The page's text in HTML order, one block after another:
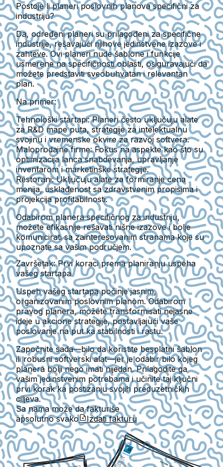
Postoje li planeri poslovnih planova specifični za
industriju?
Da, određeni planeri su prilagođeni za specifične
industrije, rešavajući njihove jedinstvene izazove i
zahteve. Ovi planeri nude šablone i funkcije
usmerene na specifičnosti oblasti, osiguravajući da
možete predstaviti sveobuhvatan i relevantan
plan.
Na primer:
Tehnološki startapi:Planeri često uključuju alate
za R&D mape puta, strategije za intelektualnu
svojinu i vremenske okvire za razvoj softvera.
Maloprodajne firme:Fokus na aspekte kao što su
optimizacija lanca snabdevanja, upravljanje
inventarom i marketinške strategije.
Restorani:Uključuju alate za formiranje cena
menija, usklađenost sa zdravstvenim propisima i
projekcija profitabilnosti.
Odabirom planera specifičnog za industriju,
možete efikasnije rešavati nišne izazove i bolje
komunicirati sa zainteresovanim stranama koje su
upoznate sa vašim područjem.
Završetak: Prvi koraci prema planiranju uspeha
vašeg startapa
Uspeh vašeg startapa počinje jasnim,
organizovanim poslovnim planom. Odabirom
pravog planera, možete transformisati nejasne
ideje u akcione strategije, postavljajući vaše
poslovanje na put ka stabilnosti i rastu.
Započnite sada—bilo da koristite besplatni šablon
ili robusni softverski alat—jer je odabir bilo kojeg
planera bolji nego imati nijedan. Prilagodite ga
vašim jedinstvenim potrebama i učinite taj ključni
prvi korak ka postizanju svojih preduzetničkih
ciljeva.
Sa nama može da fakturiše
apsolutno svako
Izdati fakturu